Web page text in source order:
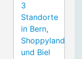
3
Standorte
in Bern,
Shoppyland
und Biel